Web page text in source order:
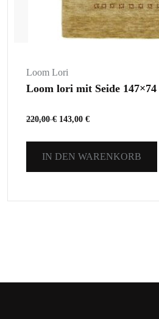
Loom Lori
Loom lori mit Seide 147×74
220,00€ 143,00 €
IN DEN WARENKORB